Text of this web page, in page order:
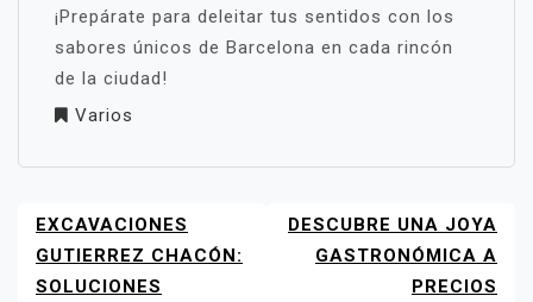
¡Prepárate para deleitar tus sentidos con los
sabores únicos de Barcelona en cada rincón
de la ciudad!
Varios
NAVEGACIÓN
DE
ENTRADAS
EXCAVACIONES
GUTIERREZ CHACÓN:
SOLUCIONES
DESCUBRE UNA JOYA
GASTRONÓMICA A
PRECIOS